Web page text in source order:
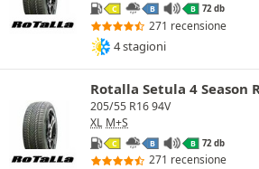
C B B 72 db
271 recensione
4 stagioni
Rotalla Setula 4 Season
205/55 R16 94V
XL M+S
C B B 72 db
271 recensione